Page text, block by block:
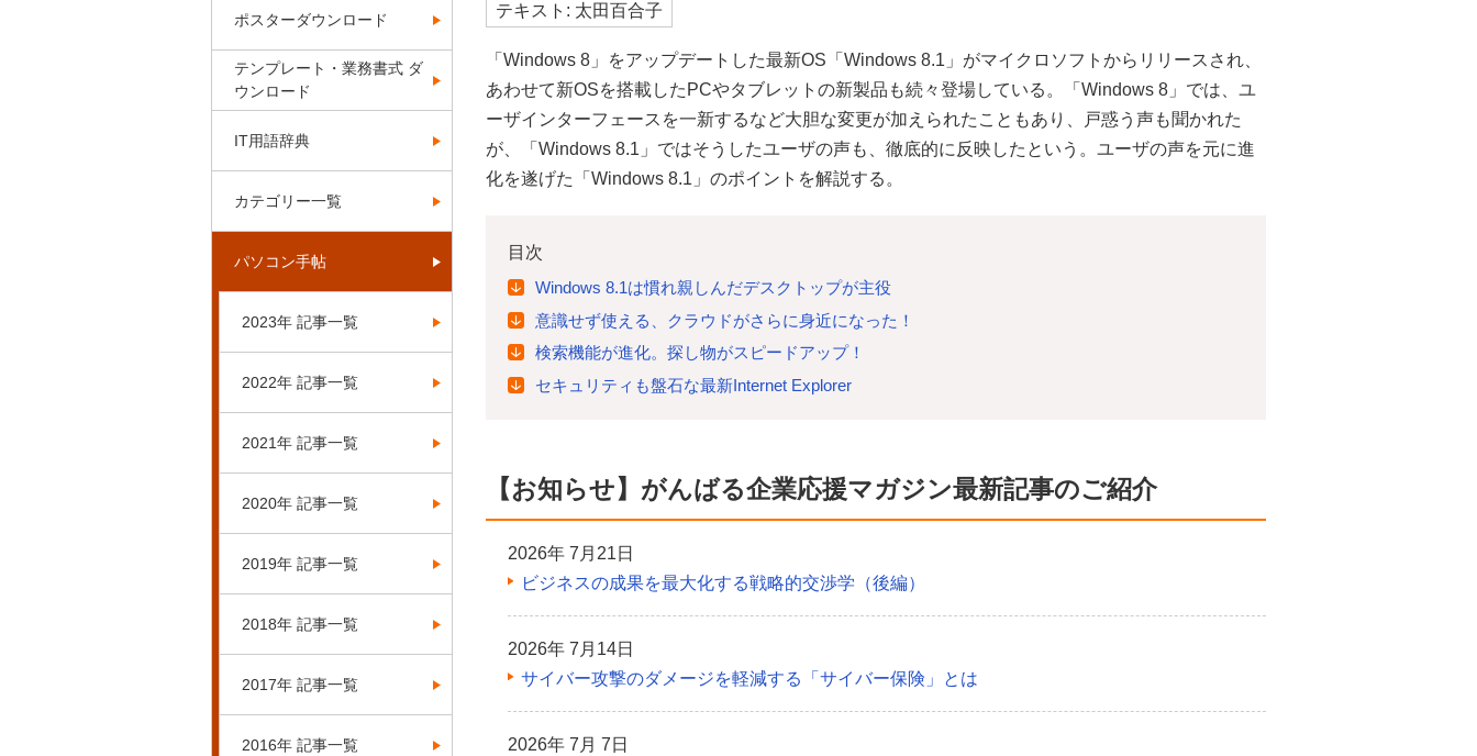
テキスト: 太田百合子
「Windows 8」をアップデートした最新OS「Windows 8.1」がマイクロソフトからリリースされ、
あわせて新OSを搭載したPCやタブレットの新製品も続々登場している。「Windows 8」では、ユ
ーザインターフェースを一新するなど大胆な変更が加えられたこともあり、戸惑う声も聞かれた
が、「Windows 8.1」ではそうしたユーザの声も、徹底的に反映したという。ユーザの声を元に進
化を遂げた「Windows 8.1」のポイントを解説する。
目次
Windows 8.1は慣れ親しんだデスクトップが主役
意識せず使える、クラウドがさらに身近になった！
検索機能が進化。探し物がスピードアップ！
セキュリティも盤石な最新Internet Explorer
【お知らせ】がんばる企業応援マガジン最新記事のご紹介
2026年 7月21日
ビジネスの成果を最大化する戦略的交渉学（後編）
2026年 7月14日
サイバー攻撃のダメージを軽減する「サイバー保険」とは
2026年 7月 7日
ポスターダウンロード
テンプレート・業務書式 ダ
ウンロード
IT用語辞典
カテゴリー一覧
パソコン手帖
2023年 記事一覧
2022年 記事一覧
2021年 記事一覧
2020年 記事一覧
2019年 記事一覧
2018年 記事一覧
2017年 記事一覧
2016年 記事一覧